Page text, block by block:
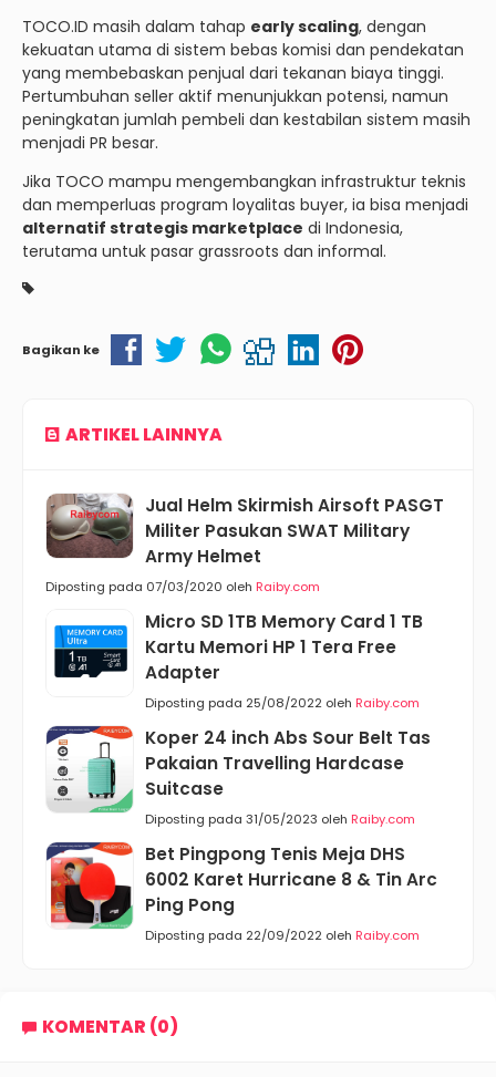
TOCO.ID masih dalam tahap early scaling, dengan
kekuatan utama di sistem bebas komisi dan pendekatan
yang membebaskan penjual dari tekanan biaya tinggi.
Pertumbuhan seller aktif menunjukkan potensi, namun
peningkatan jumlah pembeli dan kestabilan sistem masih
menjadi PR besar.
Jika TOCO mampu mengembangkan infrastruktur teknis
dan memperluas program loyalitas buyer, ia bisa menjadi
alternatif strategis marketplace di Indonesia,
terutama untuk pasar grassroots dan informal.
Bagikan ke
ARTIKEL LAINNYA
Jual Helm Skirmish Airsoft PASGT
Militer Pasukan SWAT Military
Army Helmet
Diposting pada 07/03/2020 oleh Raiby.com
Micro SD 1TB Memory Card 1 TB
Kartu Memori HP 1 Tera Free
Adapter
Diposting pada 25/08/2022 oleh Raiby.com
Koper 24 inch Abs Sour Belt Tas
Pakaian Travelling Hardcase
Suitcase
Diposting pada 31/05/2023 oleh Raiby.com
Bet Pingpong Tenis Meja DHS
6002 Karet Hurricane 8 & Tin Arc
Ping Pong
Diposting pada 22/09/2022 oleh Raiby.com
KOMENTAR (0)